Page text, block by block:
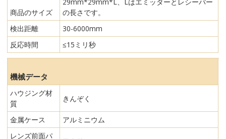
商品のサイズ
の長さです。
検出距離
30-6000mm
反応時間
≤15ミリ秒
機械データ
ハウジング材
質
きんぞく
金属ケース
アルミニウム
レンズ前面パ